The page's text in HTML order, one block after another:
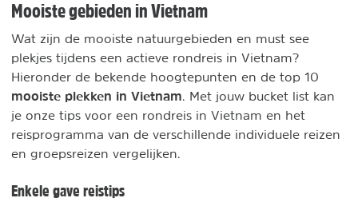
Mooiste gebieden in Vietnam
Wat zijn de mooiste natuurgebieden en must see
plekjes tijdens een actieve rondreis in Vietnam?
Hieronder de bekende hoogtepunten en de top 10
mooiste plekken in Vietnam . Met jouw bucket list kan
je onze tips voor een rondreis in Vietnam en het
reisprogramma van de verschillende individuele reizen
en groepsreizen vergelijken.
Enkele gave reistips